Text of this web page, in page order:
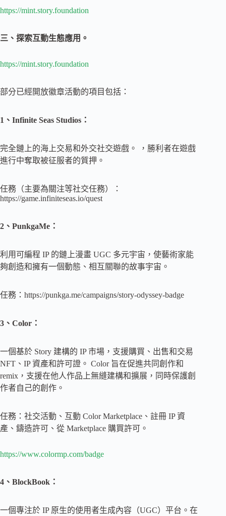
https://mint.story.foundation
三、探索互動生態應用。
https://mint.story.foundation
部分已經開放徽章活動的項目包括：
1、Infinite Seas Studios：
完全鏈上的海上交易和外交社交遊戲。 ，勝利者在遊戲
進行中奪取被征服者的質押。
任務（主要為關注等社交任務）：
https://game.infiniteseas.io/quest
2、PunkgaMe：
利用可編程 IP 的鏈上漫畫 UGC 多元宇宙，使藝術家能
夠創造和擁有一個動態、相互關聯的故事宇宙。
任務：https://punkga.me/campaigns/story-odyssey-badge
3、Color：
一個基於 Story 建構的 IP 市場，支援購買、出售和交易
NFT、IP 資產和許可證。 Color 旨在促進共同創作和
remix，支援在他人作品上無縫建構和擴展，同時保護創
作者自己的創作。
任務：社交活動、互動 Color Marketplace、註冊 IP 資
產、鑄造許可、從 Marketplace 購買許可。
https://www.colormp.com/badge
4、BlockBook：
一個專注於 IP 原生的使用者生成內容（UGC）平台。在